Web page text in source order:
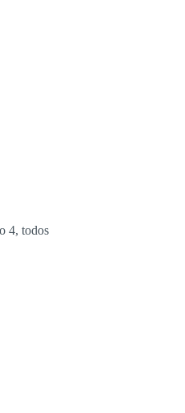
4,todos